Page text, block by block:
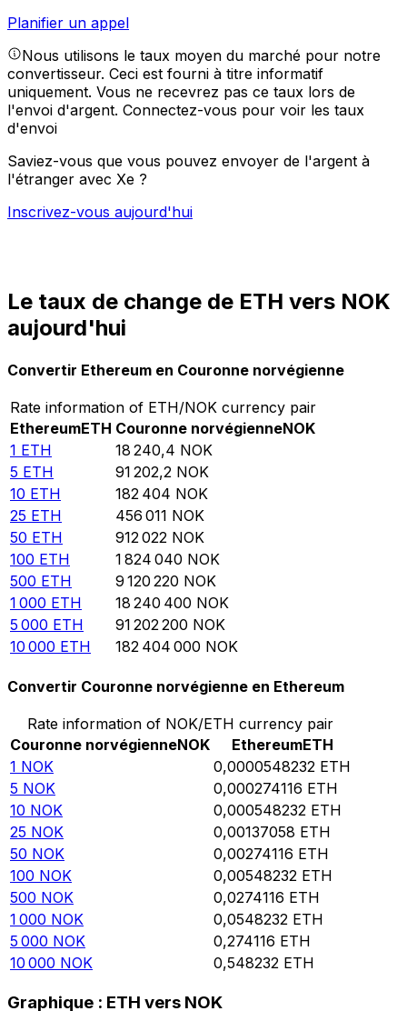
Planifier un appel
Nous utilisons le taux moyen du marché pour notre
convertisseur. Ceci est fourni à titre informatif
uniquement. Vous ne recevrez pas ce taux lors de
l'envoi d'argent. Connectez-vous pour voir les taux
d'envoi
Saviez-vous que vous pouvez envoyer de l'argent à
l'étranger avec Xe ?
Inscrivez-vous aujourd'hui
Le taux de change de ETH vers NOK
aujourd'hui
Convertir Ethereum en Couronne norvégienne
Rate information of ETH/NOK currency pair
EthereumETH Couronne norvégienneNOK
1 ETH 18 240,4 NOK
5 ETH 91 202,2 NOK
10 ETH 182 404 NOK
25 ETH 456 011 NOK
50 ETH 912 022 NOK
100 ETH 1 824 040 NOK
500 ETH 9 120 220 NOK
1 000 ETH 18 240 400 NOK
5 000 ETH 91 202 200 NOK
10 000 ETH 182 404 000 NOK
Convertir Couronne norvégienne en Ethereum
Rate information of NOK/ETH currency pair
Couronne norvégienneNOK EthereumETH
1 NOK 0,0000548232 ETH
5 NOK 0,000274116 ETH
10 NOK 0,000548232 ETH
25 NOK 0,00137058 ETH
50 NOK 0,00274116 ETH
100 NOK 0,00548232 ETH
500 NOK 0,0274116 ETH
1 000 NOK 0,0548232 ETH
5 000 NOK 0,274116 ETH
10 000 NOK 0,548232 ETH
Graphique : ETH vers NOK